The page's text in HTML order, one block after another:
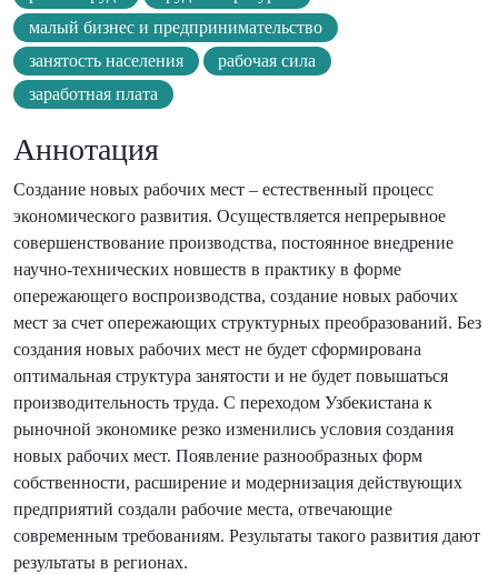
малый бизнес и предпринимательство
занятость населения
рабочая сила
заработная плата
Аннотация
Создание новых рабочих мест – естественный процесс
экономического развития. Осуществляется непрерывное
совершенствование производства, постоянное внедрение
научно-технических новшеств в практику в форме
опережающего воспроизводства, создание новых рабочих
мест за счет опережающих структурных преобразований. Без
создания новых рабочих мест не будет сформирована
оптимальная структура занятости и не будет повышаться
производительность труда. С переходом Узбекистана к
рыночной экономике резко изменились условия создания
новых рабочих мест. Появление разнообразных форм
собственности, расширение и модернизация действующих
предприятий создали рабочие места, отвечающие
современным требованиям. Результаты такого развития дают
результаты в регионах.